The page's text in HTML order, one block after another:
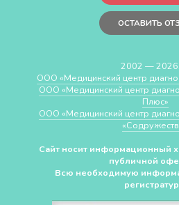
ОСТАВИТЬ
2002 —
ООО «Медицинский центр
ООО «Медицинский центр
Плюс»
ООО «Медицинский центр
Сайт носит информационный
публичной
Всю необходимую